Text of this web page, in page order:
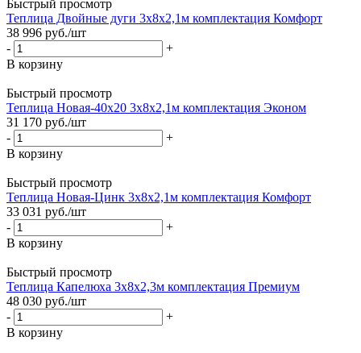
Быстрый просмотр
Теплица Двойные дуги 3х8х2,1м комплектация Комфорт
38 996 руб./шт
-
+
В корзину
Быстрый просмотр
Теплица Новая-40х20 3х8х2,1м комплектация Эконом
31 170 руб./шт
-
+
В корзину
Быстрый просмотр
Теплица Новая-Цинк 3х8х2,1м комплектация Комфорт
33 031 руб./шт
-
+
В корзину
Быстрый просмотр
Теплица Капелюха 3х8х2,3м комплектация Премиум
48 030 руб./шт
-
+
В корзину